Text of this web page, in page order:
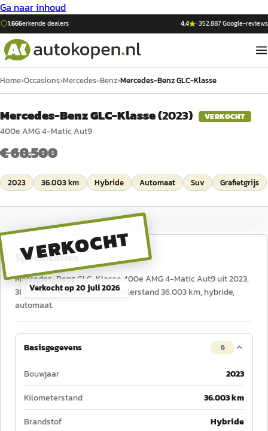
Ga naar inhoud
1.666erkende dealers 4,4 ·352.887Google-reviews
Home›Occasions›Mercedes-Benz›Mercedes-Benz GLC-Klasse
Mercedes-Benz GLC-Klasse(2023) VERKOCHT
400e AMG 4-Matic Aut9
€ 68.500
2023 36.003 km Hybride Automaat Suv Grafietgrijs
VERKOCHT
Verkocht op20 juli 2026
Specificaties
Mercedes-Benz GLC-Klasse 400e AMG 4-Matic Aut9 uit 2023,
381 pk, 0–100 km/u in 5,6 s, tellerstand 36.003 km, hybride,
automaat.
Basisgegevens 6
Bouwjaar
2023
Kilometerstand
36.003 km
Brandstof
Hybride